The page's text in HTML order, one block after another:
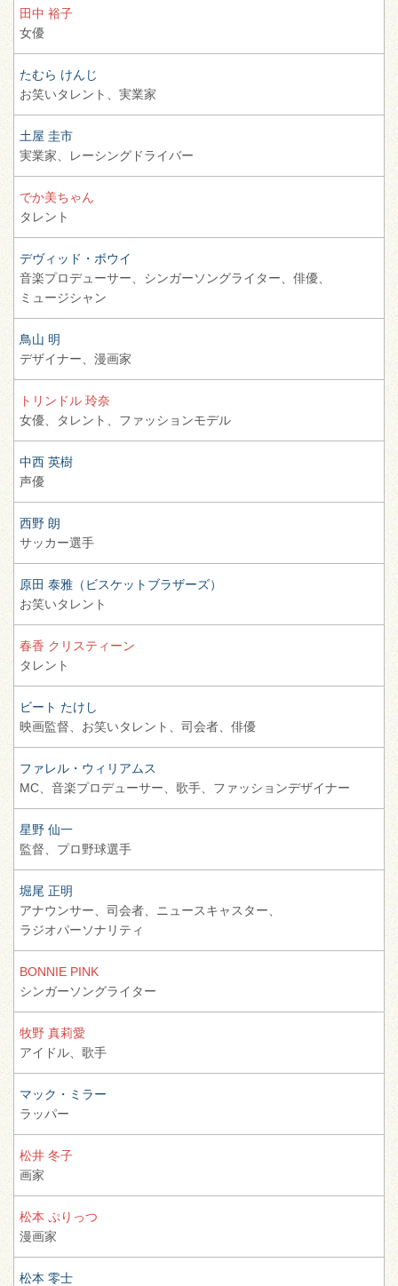
田中 裕子
女優
たむら けんじ
お笑いタレント、 実業家
土屋 圭市
実業家、
レーシングドライバー
でか美ちゃん
タレント
デヴィッド・ボウイ
音楽プロデューサー、 シンガーソングライター、 俳優、
ミュージシャン
鳥山 明
デザイナー、 漫画家
トリンドル 玲奈
女優、
タレント、 ファッションモデル
中西 英樹
声優
西野 朗
サッカー選手
原田 泰雅（ビスケットブラザーズ）
お笑いタレント
春香 クリスティーン
タレント
ビート たけし
映画監督、 お笑いタレント、 司会者、 俳優
ファレル・ウィリアムス
MC、 音楽プロデューサー、 歌手、 ファッションデザイナー
星野 仙一
監督、 プロ野球選手
堀尾 正明
アナウンサー、 司会者、
ニュースキャスター、
ラジオパーソナリティ
BONNIE PINK
シンガーソングライター
牧野 真莉愛
アイドル、 歌手
マック・ミラー
ラッパー
松井 冬子
画家
松本 ぷりっつ
漫画家
松本 零士